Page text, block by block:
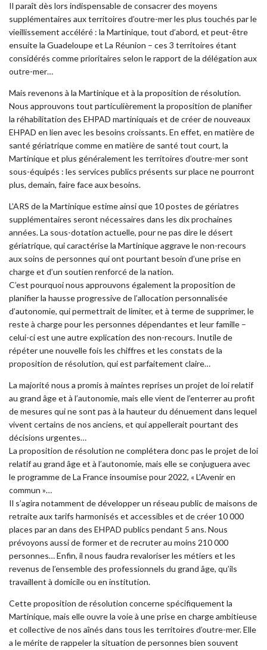
Il paraît dès lors indispensable de consacrer des moyens
supplémentaires aux territoires d’outre-mer les plus touchés par le
vieillissement accéléré : la Martinique, tout d’abord, et peut-être
ensuite la Guadeloupe et La Réunion – ces 3 territoires étant
considérés comme prioritaires selon le rapport de la délégation aux
outre-mer…
Mais revenons à la Martinique et à la proposition de résolution.
Nous approuvons tout particulièrement la proposition de planifier
la réhabilitation des EHPAD martiniquais et de créer de nouveaux
EHPAD en lien avec les besoins croissants. En effet, en matière de
santé gériatrique comme en matière de santé tout court, la
Martinique et plus généralement les territoires d’outre-mer sont
sous-équipés : les services publics présents sur place ne pourront
plus, demain, faire face aux besoins.
L’ARS de la Martinique estime ainsi que 10 postes de gériatres
supplémentaires seront nécessaires dans les dix prochaines
années. La sous-dotation actuelle, pour ne pas dire le désert
gériatrique, qui caractérise la Martinique aggrave le non-recours
aux soins de personnes qui ont pourtant besoin d’une prise en
charge et d’un soutien renforcé de la nation.
C’est pourquoi nous approuvons également la proposition de
planifier la hausse progressive de l’allocation personnalisée
d’autonomie, qui permettrait de limiter, et à terme de supprimer, le
reste à charge pour les personnes dépendantes et leur famille –
celui-ci est une autre explication des non-recours. Inutile de
répéter une nouvelle fois les chiffres et les constats de la
proposition de résolution, qui est parfaitement claire…
La majorité nous a promis à maintes reprises un projet de loi relatif
au grand âge et à l’autonomie, mais elle vient de l’enterrer au profit
de mesures qui ne sont pas à la hauteur du dénuement dans lequel
vivent certains de nos anciens, et qui appellerait pourtant des
décisions urgentes…
La proposition de résolution ne complétera donc pas le projet de loi
relatif au grand âge et à l’autonomie, mais elle se conjuguera avec
le programme de La France insoumise pour 2022, « L’Avenir en
commun »…
Il s’agira notamment de développer un réseau public de maisons de
retraite aux tarifs harmonisés et accessibles et de créer 10 000
places par an dans des EHPAD publics pendant 5 ans. Nous
prévoyons aussi de former et de recruter au moins 210 000
personnes… Enfin, il nous faudra revaloriser les métiers et les
revenus de l’ensemble des professionnels du grand âge, qu’ils
travaillent à domicile ou en institution.
Cette proposition de résolution concerne spécifiquement la
Martinique, mais elle ouvre la voie à une prise en charge ambitieuse
et collective de nos aînés dans tous les territoires d’outre-mer. Elle
a le mérite de rappeler la situation de personnes bien souvent